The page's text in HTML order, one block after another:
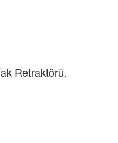
Retraktörü.